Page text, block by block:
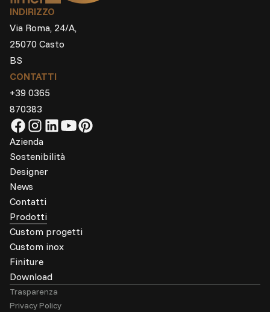
INDIRIZZO
Via Roma, 24/A,
25070 Casto
BS
CONTATTI
+39 0365
870383
Azienda
Sostenibilità
Designer
News
Contatti
Prodotti
Custom progetti
Custom inox
Finiture
Download
Trasparenza
Privacy Policy